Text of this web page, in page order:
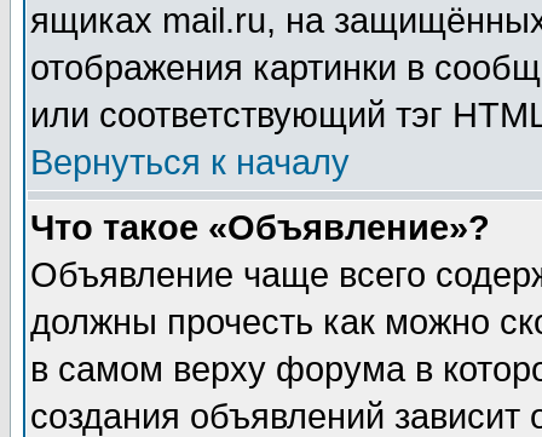
ящиках mail.ru, на
отображения картинки в
или соответствующий тэг
Вернуться к началу
Что такое «Объявление»?
Объявление чаще всего
должны прочесть как можно
в самом верху форума в
создания объявлений зависит